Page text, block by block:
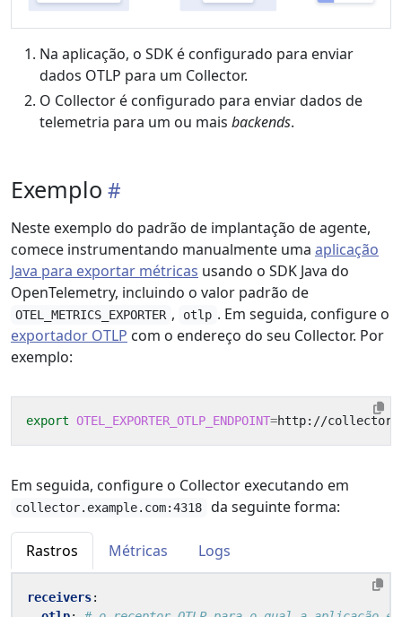
Na aplicação, o SDK é configurado para enviar
dados OTLP para um Collector.
O Collector é configurado para enviar dados de
telemetria para um ou mais backends.
Exemplo
Neste exemplo do padrão de implantação de agente,
comece instrumentando manualmente uma aplicação
Java para exportar métricas usando o SDK Java do
OpenTelemetry, incluindo o valor padrão de
OTEL_METRICS_EXPORTER , otlp . Em seguida, configure o
exportador OTLP com o endereço do seu Collector. Por
exemplo:
export OTEL_EXPORTER_OTLP_ENDPOINT=
Em seguida, configure o Collector executando em
collector.example.com:4318 da seguinte forma:
Rastros Métricas Logs
receivers: